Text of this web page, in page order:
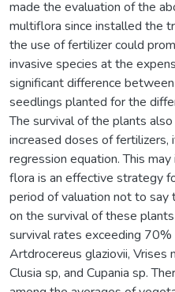
made the evaluation of the
multiflora since installed the
the use of fertilizer could
invasive species at the
significant difference
seedlings planted for the
The survival of the plants
increased doses of
regression equation. This
flora is an effective strategy
period of valuation not to
on the survival of these
survival rates exceeding
Artdrocereus glaziovii, Vrises
Clusia sp, and Cupania sp.